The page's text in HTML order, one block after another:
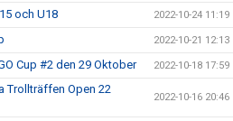
och U18 2022-10-24 11:19
2022-10-21 12:13
Cup #2 den 29 Oktober 2022-10-18 17:59
Trollträffen Open 22
2022-10-16 20:46